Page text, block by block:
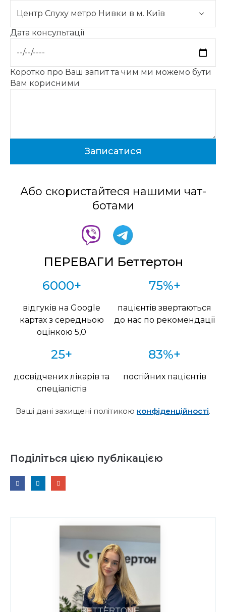
Дата консультації
Коротко про Ваш запит та чим ми можемо бути
Вам корисними
Або скористайтеся нашими чат-
ботами
ПЕРЕВАГИ Беттертон
6000+
відгуків на Google
картах з середньою
оцінкою 5,0
75%+
пацієнтів звертаються
до нас по рекомендації
25+
досвідчених лікарів та
спеціалістів
83%+
постійних пацієнтів
Ваші дані захищені політикою конфіденційності.
Поділіться цією публікацією